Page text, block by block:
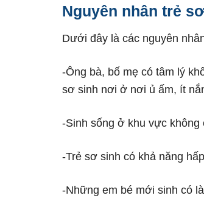
Nguyên nhân trẻ
Dưới đây là các nguyên
-Ông bà, bố mẹ có tâm lý
sơ sinh nơi ở nơi ủ ấm, ít
-Sinh sống ở khu vực không
-Trẻ sơ sinh có khả năng
-Những em bé mới sinh có